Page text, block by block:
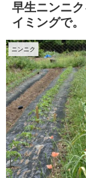
早生ニンニ
イミングで。
ニンニク